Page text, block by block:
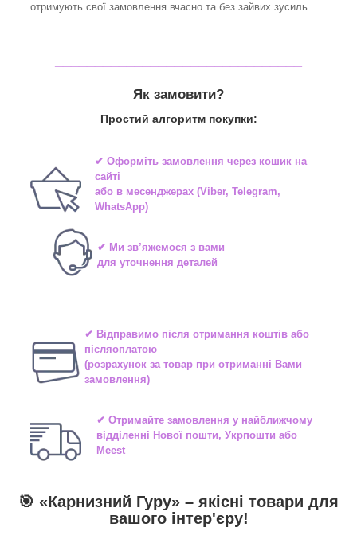
отримують свої замовлення вчасно та без зайвих зусиль.
Як замовити?
Простий алгоритм покупки:
✔ Оформіть замовлення через кошик на
сайті
або в месенджерах(Viber, Telegram,
WhatsApp)
✔ Ми зв’яжемося з вами
для уточнення деталей
✔ Відправимо після отримання коштів або
післяоплатою
(розрахунок за товар при отриманні Вами
замовлення)
✔ Отримайте замовлення у найближчому
відділенні Нової пошти, Укрпошти або
Meest
🎯 «Карнизний Гуру» – якісні товари для
вашого інтер'єру!